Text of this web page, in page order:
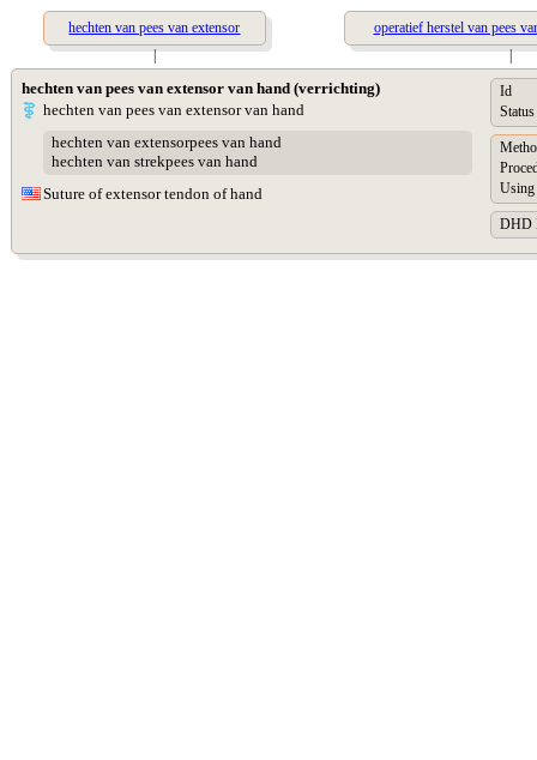
hechten van pees van extensor
operatief herstel van pees
|
|
hechten van pees van extensor van hand (verrichting)
hechten van pees van extensor van hand
hechten van extensorpees van hand
hechten van strekpees van hand
Suture of extensor tendon of hand
Id
Status
Using
DHD